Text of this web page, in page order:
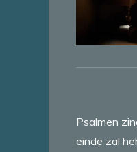
Psalmen
einde zal